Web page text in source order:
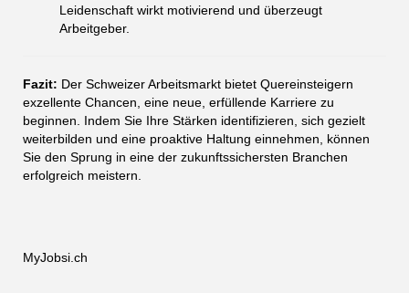
Leidenschaft wirkt motivierend und überzeugt
Arbeitgeber.
Fazit: Der Schweizer Arbeitsmarkt bietet Quereinsteigern
exzellente Chancen, eine neue, erfüllende Karriere zu
beginnen. Indem Sie Ihre Stärken identifizieren, sich gezielt
weiterbilden und eine proaktive Haltung einnehmen, können
Sie den Sprung in eine der zukunftssichersten Branchen
erfolgreich meistern.
MyJobsi.ch